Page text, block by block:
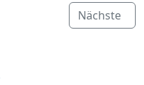
Nächste